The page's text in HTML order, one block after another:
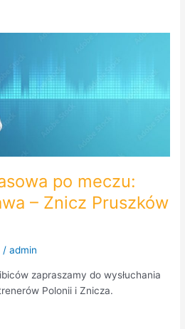
po meczu:
– Znicz Pruszków
/admin
zapraszamy do wysłuchania
Polonii i Znicza.